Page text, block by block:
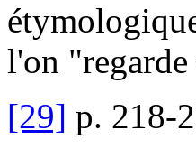
l'on
[29] p. 218-